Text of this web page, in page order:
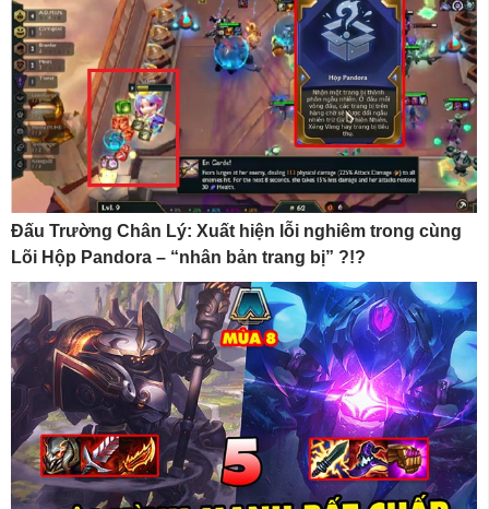
Đấu Trường Chân Lý: Xuất hiện lỗi nghiêm trong cùng
Lõi Hộp Pandora – “nhân bản trang bị” ?!?